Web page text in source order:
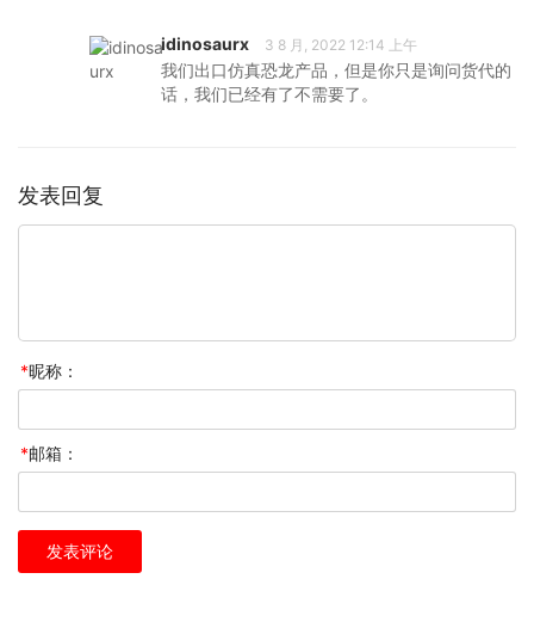
idinosaurx 3 8 月, 2022 12:14 上午
我们出口仿真恐龙产品，但是你只是询问货代的
话，我们已经有了不需要了。
发表回复
*昵称：
*邮箱：